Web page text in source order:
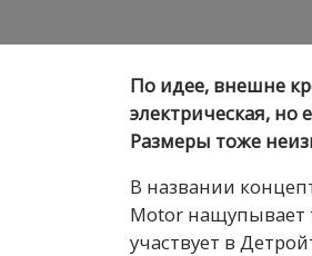
По идее, внешне
электрическая,
Размеры тоже
В названии
Motor нащупывает
участвует в